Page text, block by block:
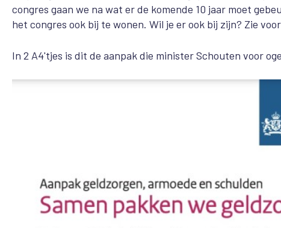
congres gaan we na wat er de komende 10 jaar moet
het congres ook bij te wonen. Wil je er ook bij zijn? Zie
In 2 A4'tjes is dit de aanpak die minister Schouten voor